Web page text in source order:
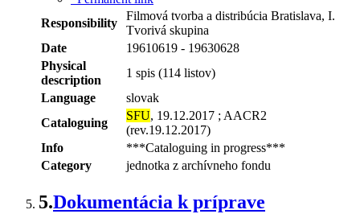
Responsibility
Filmová tvorba a distribúcia Bratislava, I.
Tvorivá skupina
Date
19610619 - 19630628
Physical
description
1 spis (114 listov)
Language
slovak
Cataloguing
SFU, 19.12.2017 ; AACR2
(rev.19.12.2017)
Info
***Cataloguing in progress***
Category
jednotka z archívneho fondu
5.Dokumentácia k príprave